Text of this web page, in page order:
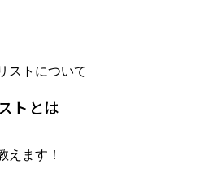
ストについて
トとは
えます！